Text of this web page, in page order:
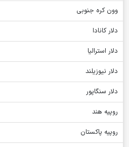
وون کره جنوبی
دلار کانادا
دلار استرالیا
دلار نیوزیلند
دلار سنگاپور
روپیه هند
روپیه پاکستان